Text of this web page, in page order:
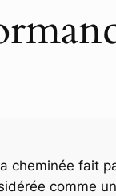
cheminée fait
comme